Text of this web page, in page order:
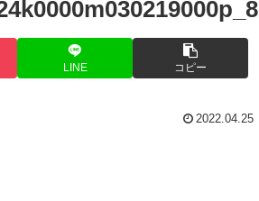
LINE コピー
2022.04.25